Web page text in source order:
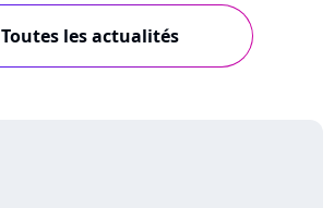
Toutes les actualités